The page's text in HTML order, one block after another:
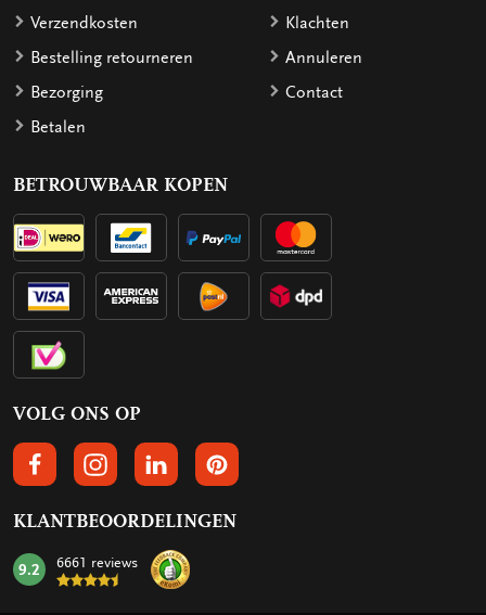
Verzendkosten
Bestelling retourneren
Bezorging
Betalen
Klachten
Annuleren
Contact
BETROUWBAAR KOPEN
VOLG ONS OP
VOLGS ONS OP FACEBOOK
VOLG ONS OP INSTAGRAM
VOLG ONS OP LINKEDIN
VOLG ONS OP PINTEREST
KLANTBEOORDELINGEN
mark:
9.2 6661 reviews